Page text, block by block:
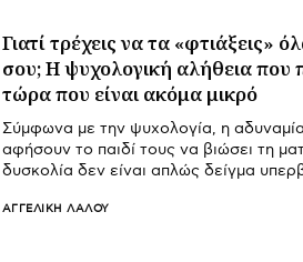
Γιατί τρέχεις να τα «φτιάξεις»
σου; Η ψυχολογική αλήθεια που
τώρα που είναι ακόμα μικρό
Σύμφωνα με την ψυχολογία, η
αφήσουν το παιδί τους να βιώσει τη
δυσκολία δεν είναι απλώς δείγμα
ΑΓΓΕΛΙΚΉ ΛΆΛΟΥ